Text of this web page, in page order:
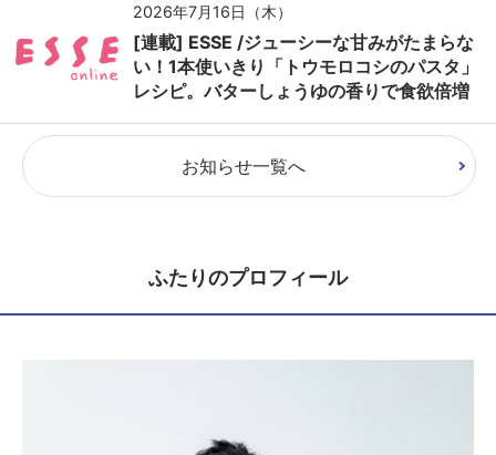
2026年7月16日（木）
[連載] ESSE /ジューシーな甘みがたまらな
い！1本使いきり「トウモロコシのパスタ」
レシピ。バターしょうゆの香りで食欲倍増
お知らせ一覧へ
ふたりのプロフィール